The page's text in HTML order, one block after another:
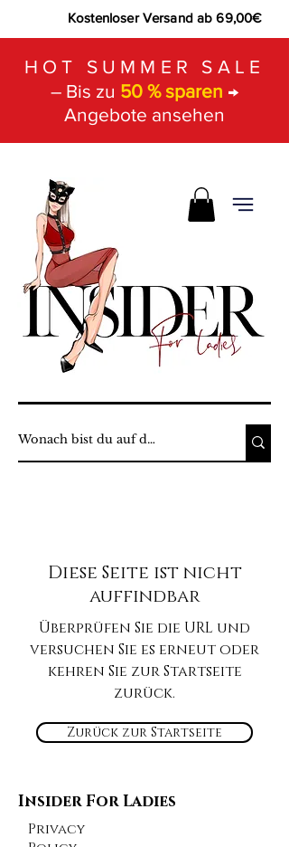
Kostenloser Versand ab 69,00€
HOT SUMMER SALE
– Bis zu 50 % sparen →
Angebote ansehen
Diese Seite ist nicht
auffindbar
Überprüfen Sie die URL und
versuchen Sie es erneut oder
kehren Sie zur Startseite
zurück.
Zurück zur Startseite
Insider For Ladies
Privacy